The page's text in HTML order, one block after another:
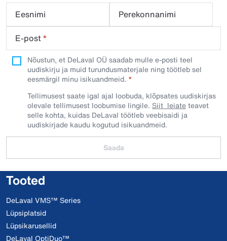
Eesnimi
Perekonnanimi
E-post*
Nõustun, et DeLaval OÜ saadab mulle e-posti teel
uudiskirju ja muid turundusmaterjale ning töötleb sel
eesmärgil minu isikuandmeid.​
Tellimusest saate igal ajal loobuda, klõpsates uudiskirjas
olevale tellimusest loobumise lingile. Siit leiateteavet
selle kohta, kuidas DeLaval töötleb veebisaidi ja
uudiskirjade kaudu kogutud isikuandmeid.
Saada
Tooted
DeLaval VMS™ Series
Lüpsiplatsid
Lüpsikarusellid
DeLaval OptiDuo™